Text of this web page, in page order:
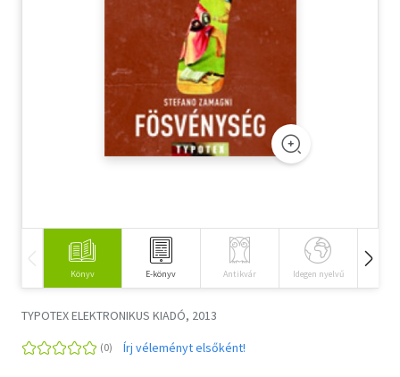
Tankönyv, segédkönyv
Természettudomány
Könyv E-könyv Antikvár Idegen nyelvű
TYPOTEX ELEKTRONIKUS KIADÓ, 2013
Írj véleményt elsőként!